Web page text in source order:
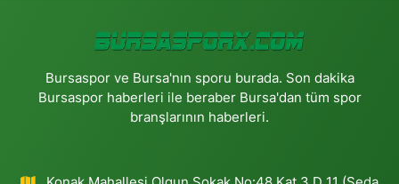
Bursaspor ve Bursa'nın sporu burada. Son dakika
Bursaspor haberleri ile beraber Bursa'dan tüm spor
branşlarının haberleri.